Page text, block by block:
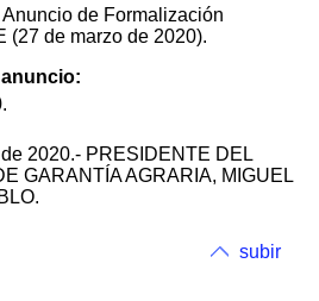
Anuncio de Formalización
(27 de marzo de 2020).
2020.- PRESIDENTE DEL
GARANTÍA AGRARIA, MIGUEL
subir